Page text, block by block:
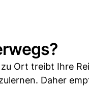
Ort treibt Ihre
Daher